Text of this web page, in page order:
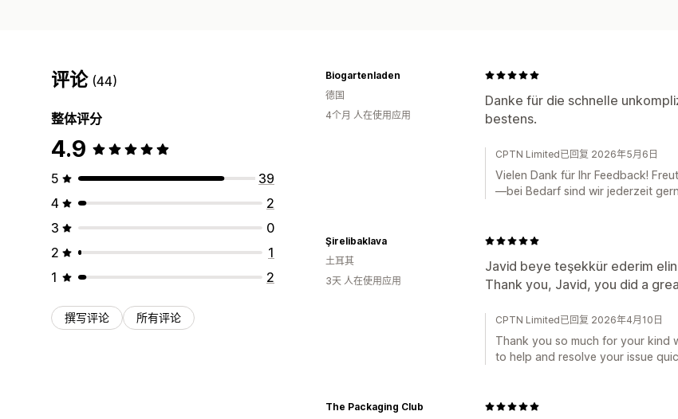
评论 (44)
整体评分
4.9
5
39
4
2
3
0
2
1
1
2
撰写评论 所有评论
Danke für die schnelle
bestens.
Biogartenladen
德国
4个月 人在使用应用
CPTN Limited已回复 2026年5月6日
Vielen Dank für Ihr Feedback!
—bei Bedarf sind wir jederzeit
Javid beye teşekkür ederim
Thank you, Javid, you did a
Şirelibaklava
土耳其
3天 人在使用应用
CPTN Limited已回复 2026年4月10日
Thank you so much for your kind
to help and resolve your issue
The Packaging Club